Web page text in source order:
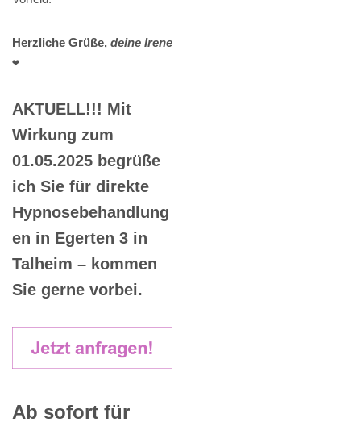
Herzliche Grüße, deine Irene
❤️
AKTUELL!!! Mit
Wirkung zum
01.05.2025 begrüße
ich Sie für direkte
Hypnosebehandlung
en in Egerten 3 in
Talheim – kommen
Sie gerne vorbei.
Ab sofort für